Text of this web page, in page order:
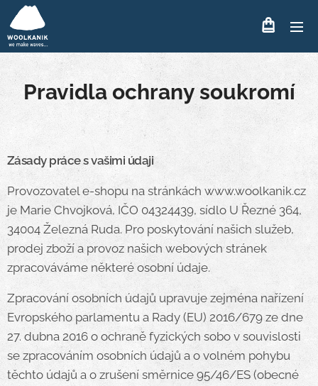
Pravidla ochrany soukromí
Zásady práce s vašimi údaji
Provozovatel e-shopu na stránkách www.woolkanik.cz
je Marie Chvojková, IČO 04324439, sídlo U Řezné 364,
34004 Železná Ruda. Pro poskytování našich služeb,
prodej zboží a provoz našich webových stránek
zpracováváme některé osobní údaje.
Zpracování osobních údajů upravuje zejména nařízení
Evropského parlamentu a Rady (EU) 2016/679 ze dne
27. dubna 2016 o ochraně fyzických sobo v souvislosti
se zpracováním osobních údajů a o volném pohybu
těchto údajů a o zrušení směrnice 95/46/ES (obecné